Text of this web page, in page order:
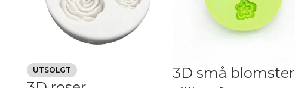
UTSOLGT
3D små blomster